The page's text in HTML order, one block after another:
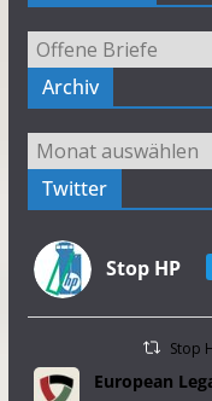
Kategorien
Archiv
Archiv
Twitter
Stop HP
Stop
European